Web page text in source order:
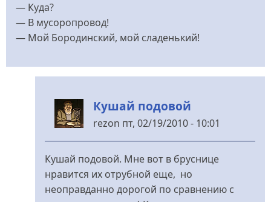
— Куда?
— В мусоропровод!
— Мой Бородинский, мой сладенький!
Кушай подовой
rezon пт, 02/19/2010 - 10:01
У
відповідь
до
Нафаня-
я-
Кушай подовой. Мне вот в бруснице
нравится их отрубной еще, но
неоправданно дорогой по сравнению с